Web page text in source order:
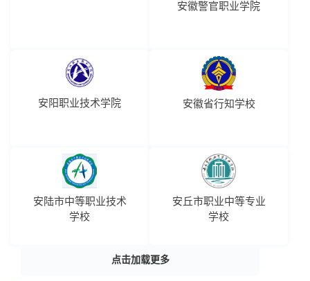
安徽警官职业学院
安阳职业技术学院 安徽省行知学校
安陆市中等职业技术
学校
安丘市职业中等专业
学校
点击加载更多